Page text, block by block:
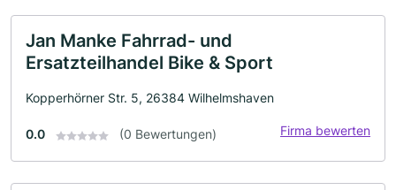
Jan Manke Fahrrad- und
Ersatzteilhandel Bike & Sport
Kopperhörner Str. 5, 26384 Wilhelmshaven
0.0 (0 Bewertungen) Firma bewerten